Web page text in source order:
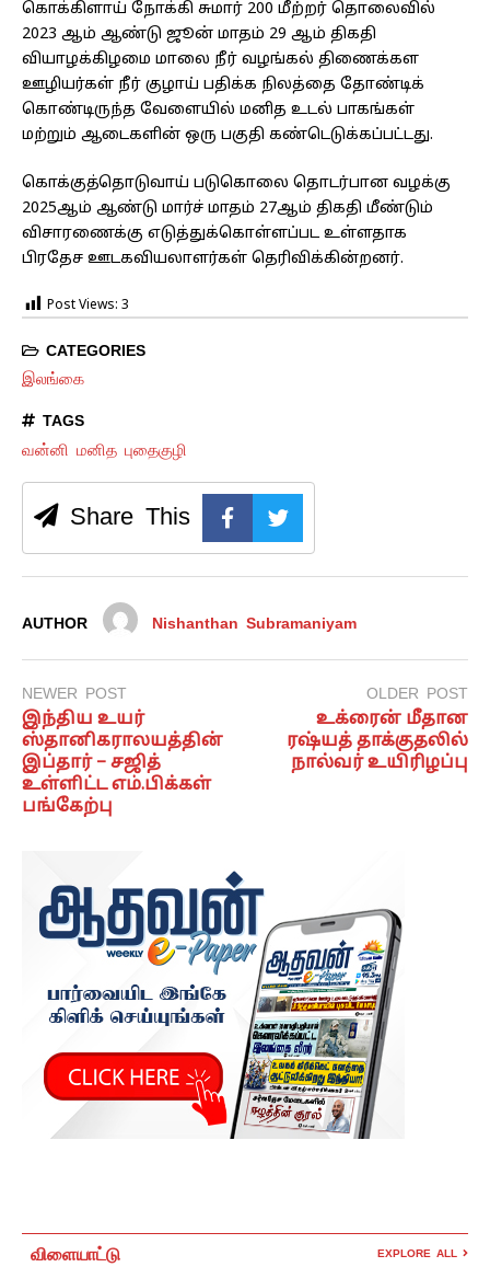
கொக்கிளாய் நோக்கி சுமார் 200 மீற்றர் தொலைவில்
2023 ஆம் ஆண்டு ஜூன் மாதம் 29 ஆம் திகதி
வியாழக்கிழமை மாலை நீர் வழங்கல் திணைக்கள
ஊழியர்கள் நீர் குழாய் பதிக்க நிலத்தை தோண்டிக்
கொண்டிருந்த வேளையில் மனித உடல் பாகங்கள்
மற்றும் ஆடைகளின் ஒரு பகுதி கண்டெடுக்கப்பட்டது.
கொக்குத்தொடுவாய் படுகொலை தொடர்பான வழக்கு
2025ஆம் ஆண்டு மார்ச் மாதம் 27ஆம் திகதி மீண்டும்
விசாரணைக்கு எடுத்துக்கொள்ளப்பட உள்ளதாக
பிரதேச ஊடகவியலாளர்கள் தெரிவிக்கின்றனர்.
Post Views: 3
CATEGORIES
இலங்கை
TAGS
வன்னி மனித புதைகுழி
Share This
AUTHOR Nishanthan Subramaniyam
NEWER POST
இந்திய உயர்
ஸ்தானிகராலயத்தின்
இப்தார் – சஜித்
உள்ளிட்ட எம்.பிக்கள்
பங்கேற்பு
OLDER POST
உக்ரைன் மீதான
ரஷ்யத் தாக்குதலில்
நால்வர் உயிரிழப்பு
விளையாட்டு EXPLORE ALL